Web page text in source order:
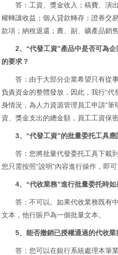
答：工資、獎金收入；稿費、演
權轉讓收益；個人貸款轉存；證券交
款項；納稅退還；農、副、礦產品銷
2、“代發工資”產品中是否可為
的要求？
答：由于大部分企業希望只有從
負責資金的整體發放，因此，我行“代
身情況，為人力資源管理員工申請“筆
資、獎金支出的總金額，員工工資保密
3、“代發工資”的批量委托工具應
答：您將批量代發委托工具下載
您只需按照“說明”內容進行操作，即
4、“代收業務”進行批量委托時
答：不可以。如果代收業務既有
文本，他行賬戶為一個批量文本。
5、能否撤銷已授權通過的代收業
答：您可以在銀行系統處理本筆